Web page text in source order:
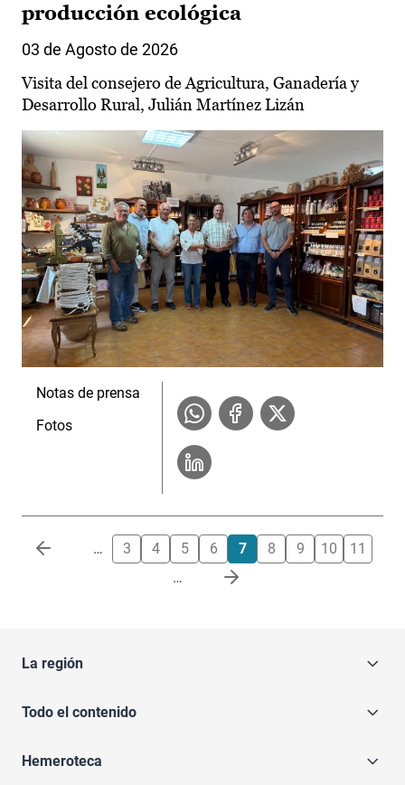
producción ecológica
03 de Agosto de 2026
Visita del consejero de Agricultura, Ganadería y
Desarrollo Rural, Julián Martínez Lizán
Notas de prensa
Fotos
Paginación … 3 4 5 6 7 8 9 10
11
…
La región
Todo el contenido
Hemeroteca